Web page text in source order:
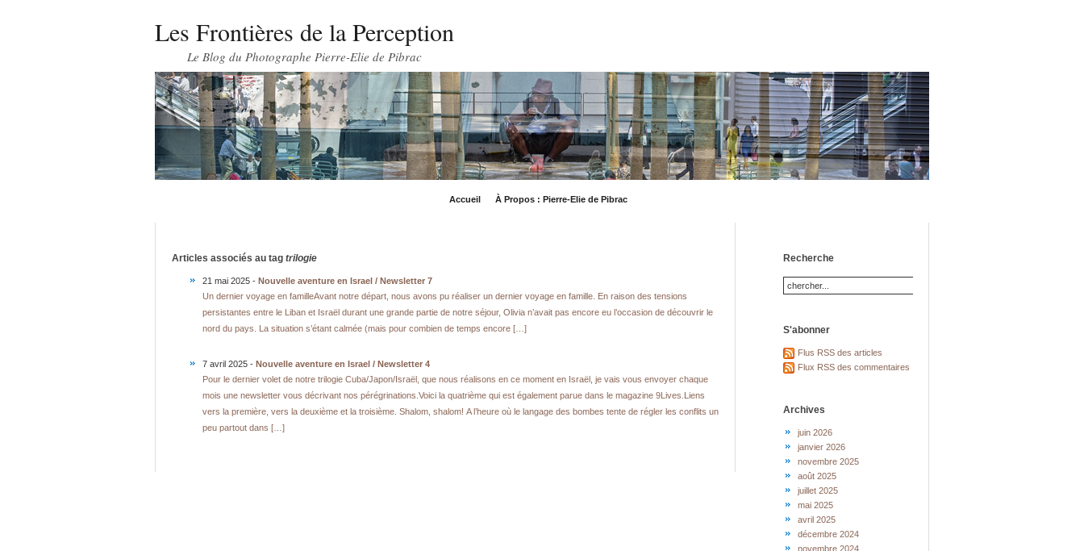
Les Frontières de la Perception
Le Blog du Photographe Pierre-Elie de Pibrac
Accueil À Propos : Pierre-Elie de Pibrac
Articles associés au tag trilogie
21 mai 2025 - Nouvelle aventure en Israel / Newsletter 7
Un dernier voyage en familleAvant notre départ, nous avons pu réaliser un dernier voyage en famille. En raison des tensions
persistantes entre le Liban et Israël durant une grande partie de notre séjour, Olivia n’avait pas encore eu l’occasion de découvrir le
nord du pays. La situation s’étant calmée (mais pour combien de temps encore […]
7 avril 2025 - Nouvelle aventure en Israel / Newsletter 4
Pour le dernier volet de notre trilogie Cuba/Japon/Israël, que nous réalisons en ce moment en Israël, je vais vous envoyer chaque
mois une newsletter vous décrivant nos pérégrinations.Voici la quatrième qui est également parue dans le magazine 9Lives.Liens
vers la première, vers la deuxième et la troisième. Shalom, shalom! A l’heure où le langage des bombes tente de régler les conflits un
peu partout dans […]
Recherche
S'abonner
Flus RSS des articles
Flux RSS des commentaires
Archives
juin 2026
janvier 2026
novembre 2025
août 2025
juillet 2025
mai 2025
avril 2025
décembre 2024
novembre 2024